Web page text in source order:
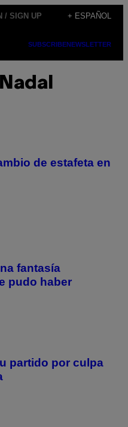
/ SIGN UP + ESPAÑOL
SUBSCRIBENEWSLETTER
de estafeta en
fantasía
pudo haber
partido por culpa